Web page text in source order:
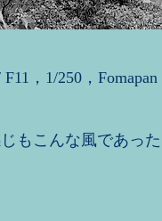
，1/250，Fomapan
もこんな風であっ